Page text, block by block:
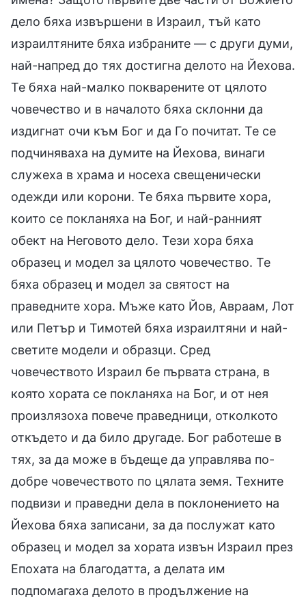
дело бяха извършени в Израил, тъй като
израилтяните бяха избраните — с други думи,
най-напред до тях достигна делото на Йехова.
Те бяха най-малко покварените от цялото
човечество и в началото бяха склонни да
издигнат очи към Бог и да Го почитат. Те се
подчиняваха на думите на Йехова, винаги
служеха в храма и носеха свещенически
одежди или корони. Те бяха първите хора,
които се покланяха на Бог, и най-ранният
обект на Неговото дело. Тези хора бяха
образец и модел за цялото човечество. Те
бяха образец и модел за святост на
праведните хора. Мъже като Йов, Авраам, Лот
или Петър и Тимотей бяха израилтяни и най-
светите модели и образци. Сред
човечеството Израил бе първата страна, в
която хората се покланяха на Бог, и от нея
произлязоха повече праведници, отколкото
откъдето и да било другаде. Бог работеше в
тях, за да може в бъдеще да управлява по-
добре човечеството по цялата земя. Техните
подвизи и праведни дела в поклонението на
Йехова бяха записани, за да послужат като
образец и модел за хората извън Израил през
Епохата на благодатта, а делата им
подпомагаха делото в продължение на